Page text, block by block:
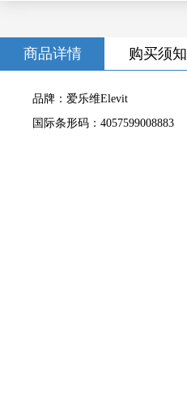
商品详情 购买须知
品牌：爱乐维Elevit
国际条形码：4057599008883